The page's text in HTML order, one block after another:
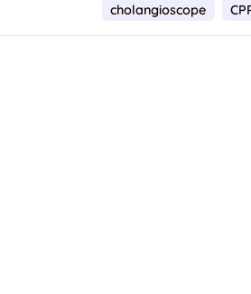
cholangioscope